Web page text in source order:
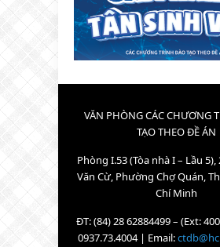
VĂN PHÒNG CÁC CHƯƠNG
TẠO THEO ĐỀ ÁN
Phòng I.53 (Tòa nhà I – Lầu
Văn Cừ, Phường Chợ Quán,
Chí Minh
ĐT: (84) 28 62884499 – (Ext:
0937.73.4004 | Email: